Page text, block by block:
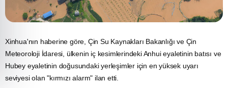
​​​​​​​Xinhua'nın haberine göre, Çin Su Kaynakları Bakanlığı ve Çin
Meteorolojiİdaresi, ülkenin iç kesimlerindeki Anhui eyaletinin batısı ve
Hubey eyaletinin doğusundaki yerleşimler için en yüksek uyarı
seviyesi olan "kırmızı alarm" ilan etti.